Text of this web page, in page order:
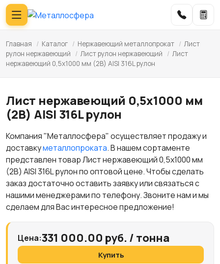
Главная / Каталог / Нержавеющий металлопрокат / Лист
рулон нержавеющий
/ Лист рулон нержавеющий / Лист
нержавеющий 0,5х1000 мм (2B) AISI 316L рулон
Лист нержавеющий 0,5х1000 мм
(2B) AISI 316L рулон
Компания "Металлосфера" осуществляет продажу и
доставкуметаллопроката. В нашем сортаменте
представлен товар Лист нержавеющий 0,5х1000 мм
(2B) AISI 316L рулон по оптовой цене. Чтобы сделать
заказ достаточно оставить заявку или связаться с
нашими менеджерами по телефону. Звоните нам и мы
сделаем для Вас интересное предложение!
Цена:331 000.00 руб. / тонна
Купить